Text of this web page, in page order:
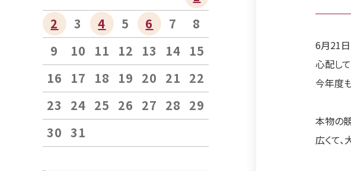
6月21日
心配し
今年度
本物の
広くて
2
3 4 5 6 7
8
9
10 11 12 13 14 15
16
17 18 19 20 21 22
23
24 25 26 27 28 29
30 31